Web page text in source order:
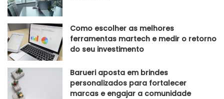
Como escolher as melhores
ferramentas martech e medir o retorno
do seu investimento
Barueri aposta em brindes
personalizados para fortalecer
marcas e engajar a comunidade